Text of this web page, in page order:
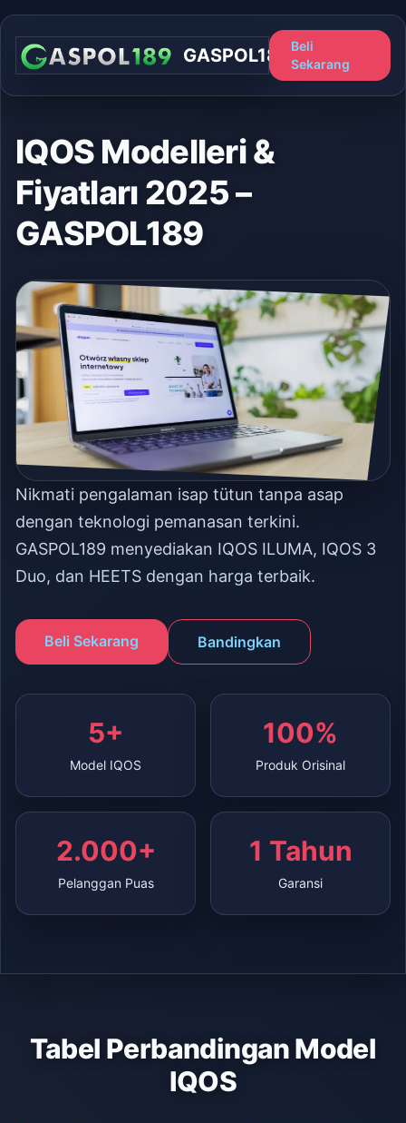
GASPOL189
Beli
Sekarang
IQOS Modelleri &
Fiyatları 2025 –
GASPOL189
Nikmati pengalaman isap tütun tanpa asap
dengan teknologi pemanasan terkini.
GASPOL189 menyediakan IQOS ILUMA, IQOS 3
Duo, dan HEETS dengan harga terbaik.
Beli Sekarang Bandingkan
5+
Model IQOS
100%
Produk Orisinal
2.000+
Pelanggan Puas
1 Tahun
Garansi
Tabel Perbandingan Model
IQOS